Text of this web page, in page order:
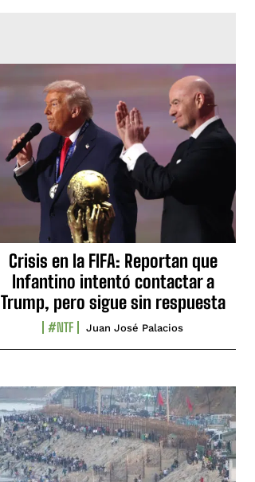
Crisis en la FIFA: Reportan que
Infantino intentó contactar a
Trump, pero sigue sin respuesta
#NTF Juan José Palacios